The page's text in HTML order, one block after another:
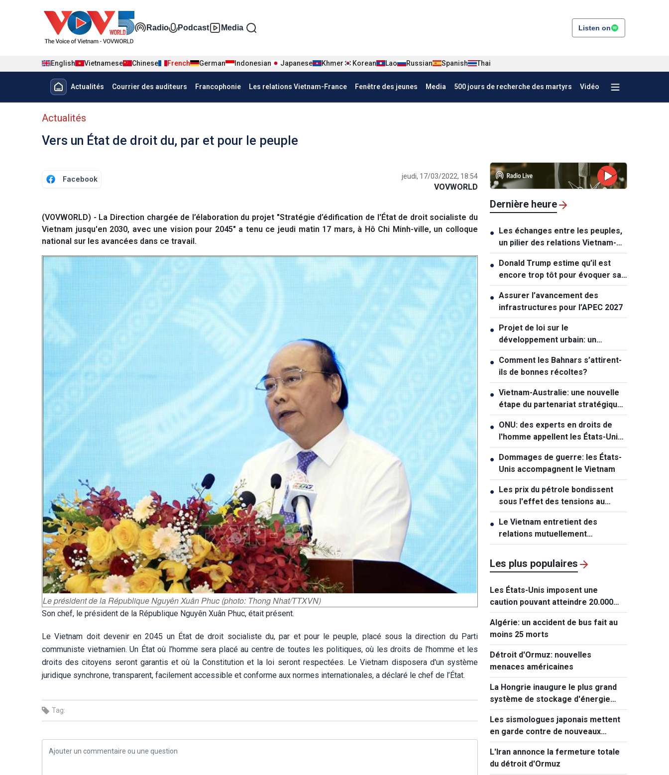
Đa phương tiện tiếng Pháp
Radio Podcast Media Listen on
English Vietnamese Chinese French German Indonesian Japanese Khmer Korean Lao Russian Spanish Thai
Menu trang chủ tiếng Pháp
Actualités Courrier des auditeurs Francophonie Les relations Vietnam-France Fenêtre des jeunes Media 500 jours de recherche des martyrs Vidéo
menu phụ tiếng Pháp
Actualités
Vers un État de droit du, par et pour le peuple
Facebook jeudi, 17/03/2022, 18:54
VOVWORLD
(VOVWORLD) - La Direction chargée de l’élaboration du projet "Stratégie d’édification de l'État de droit socialiste du
Vietnam jusqu'en 2030, avec une vision pour 2045" a tenu ce jeudi matin 17 mars, à Hô Chi Minh-ville, un colloque
national sur les avancées dans ce travail.
Le président de la République Nguyên Xuân Phuc (photo: Thong Nhat/TTXVN)
Son chef, le président de la République Nguyên Xuân Phuc, était présent.
Le Vietnam doit devenir en 2045 un État de droit socialiste du, par et pour le peuple, placé sous la direction du Parti
communiste vietnamien. Un État où l’homme sera placé au centre de toutes les politiques, où les droits de l'homme et les
droits des citoyens seront garantis et où la Constitution et la loi seront respectées. Le Vietnam disposera d'un système
juridique synchrone, transparent, facilement accessible et conforme aux normes internationales, a déclaré le chef de l’État.
Tag:
Dernière heure
● Les échanges entre les peuples,
un pilier des relations Vietnam-
Australie
● Donald Trump estime qu’il est
encore trop tôt pour évoquer sa
succession politique
● Assurer l’avancement des
infrastructures pour l’APEC 2027
● Projet de loi sur le
développement urbain: un
mécanisme exceptionnel pour Hô
Chi Minh-ville
● Comment les Bahnars s’attirent-
ils de bonnes récoltes?
● Vietnam-Australie: une nouvelle
étape du partenariat stratégique
global
● ONU: des experts en droits de
l'homme appellent les États-Unis
à lever les sanctions contre Cuba
● Dommages de guerre: les États-
Unis accompagnent le Vietnam
● Les prix du pétrole bondissent
sous l'effet des tensions au
Moyen-Orient
● Le Vietnam entretient des
relations mutuellement
bénéfiques avec l’Australie et la
Nouvelle-Zélande
Les plus populaires
Les États-Unis imposent une
caution pouvant atteindre 20.000
dollars pour les demandes de visa
de ressortissants de 50 pays
Algérie: un accident de bus fait au
moins 25 morts
Détroit d'Ormuz: nouvelles
menaces américaines
La Hongrie inaugure le plus grand
système de stockage d'énergie
d'Europe centrale
Les sismologues japonais mettent
en garde contre de nouveaux
séismes majeurs après celui de
Kumamoto
L'Iran annonce la fermeture totale
du détroit d'Ormuz